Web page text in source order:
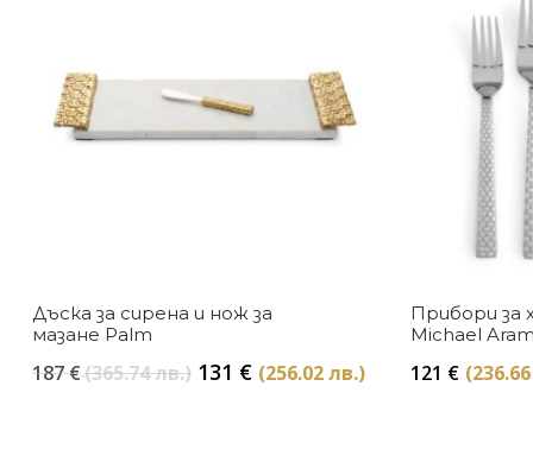
Дъска за сирена и нож за
мазане Palm
187€(365.74 лв.) Original
131 € (256.02 лв.)Текущата
Прибори за
Michael
121 €